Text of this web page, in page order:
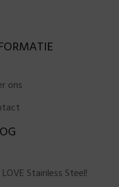
ons
Stainless Steel!